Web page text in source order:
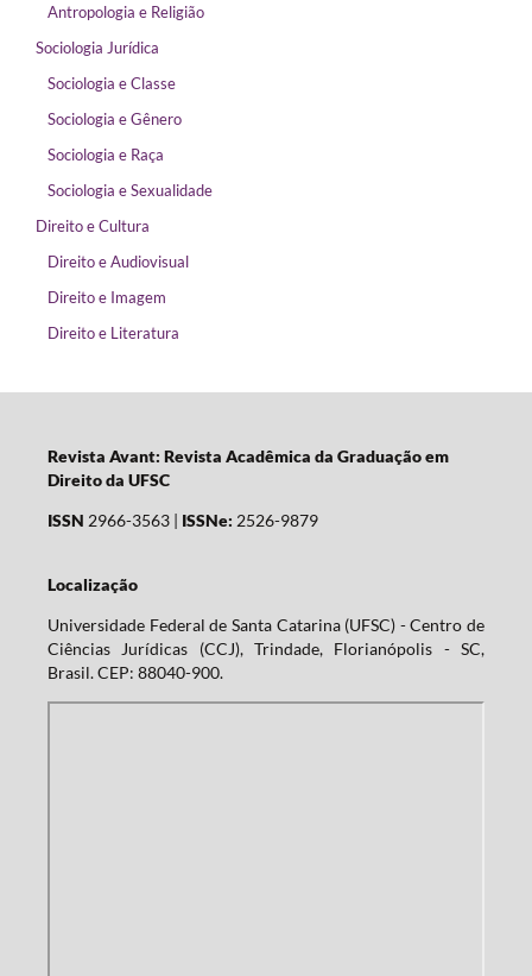
Antropologia e Religião
Sociologia Jurídica
Sociologia e Classe
Sociologia e Gênero
Sociologia e Raça
Sociologia e Sexualidade
Direito e Cultura
Direito e Audiovisual
Direito e Imagem
Direito e Literatura
Revista Avant: Revista Acadêmica da Graduação em
Direito da UFSC
ISSN 2966-3563 | ISSNe: 2526-9879
Localização
Universidade Federal de Santa Catarina (UFSC) - Centro de
Ciências Jurídicas (CCJ), Trindade, Florianópolis - SC,
Brasil. CEP: 88040-900.